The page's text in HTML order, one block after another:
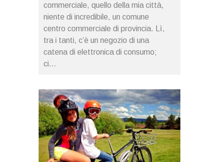
commerciale, quello della mia città,
niente di incredibile, un comune
centro commerciale di provincia. Lì,
tra i tanti, c’è un negozio di una
catena di elettronica di consumo;
ci...